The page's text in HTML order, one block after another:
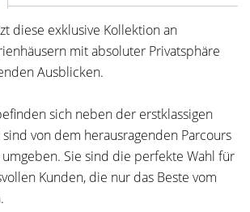
diese exklusive Kollektion an
mit absoluter Privatsphäre
Ausblicken.
sich neben der erstklassigen
von dem herausragenden Parcours
umgeben. Sie sind die perfekte Wahl für
Kunden, die nur das Beste vom